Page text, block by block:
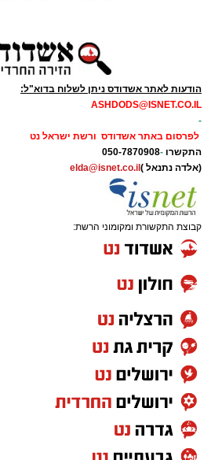
הודעות לאתר אשדודס ניתן לשלוח בדוא"ל:
ASHDODS@ISNET.CO.IL
-
לפרסום באתר אשדודס ורשת ישראל נט
התקשרו -
050-7870908
(אלדה נתנאל ) elda@isnet.co.il
קבוצת התקשורת ומקומוני הרשת: